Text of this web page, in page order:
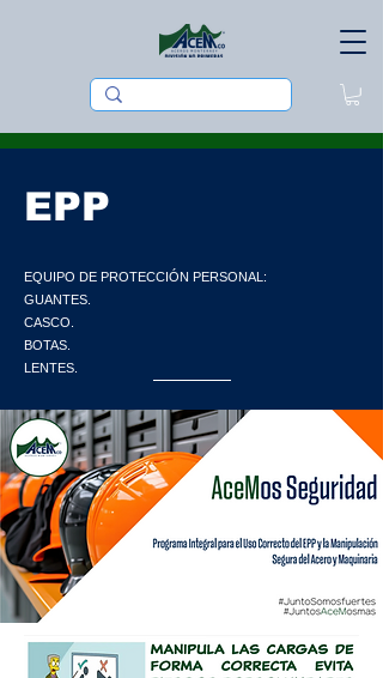
EPP
EQUIPO DE PROTECCIÓN PERSONAL:
GUANTES.
CASCO.
BOTAS.
LENTES.